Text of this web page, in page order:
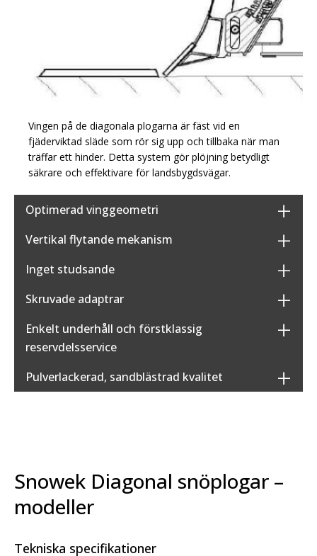
Vingen på de diagonala plogarna är fäst vid en
fjäderviktad släde som rör sig upp och tillbaka när man
träffar ett hinder. Detta system gör plöjning betydligt
säkrare och effektivare för landsbygdsvägar.
Optimerad vinggeometri
Vertikal flytande mekanism
Inget studsande
Skruvade adaptrar
Enkelt underhåll och förstklassig
reservdelsservice
Pulverlackerad, sandblästrad kvalitet
Snowek Diagonal snöplogar –
modeller
Tekniska specifikationer